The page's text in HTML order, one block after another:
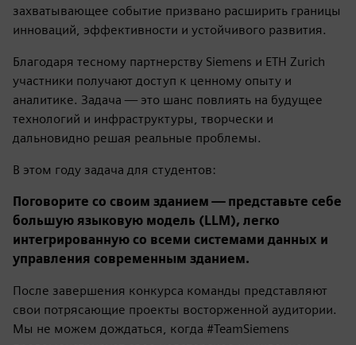
захватывающее событие призвано расширить границы
инноваций, эффективности и устойчивого развития.
Благодаря тесному партнерству Siemens и ETH Zurich
участники получают доступ к ценному опыту и
аналитике. Задача — это шанс повлиять на будущее
технологий и инфраструктуры, творчески и
дальновидно решая реальные проблемы.
В этом году задача для студентов:
Поговорите со своим зданием — представьте себе
большую языковую модель (LLM), легко
интегрированную со всеми системами данных и
управления современным зданием.
После завершения конкурса команды представляют
свои потрясающие проекты восторженной аудитории.
Мы не можем дождаться, когда #TeamSiemens